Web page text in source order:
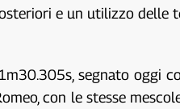
e un utilizzo delle
segnato oggi
con le stesse